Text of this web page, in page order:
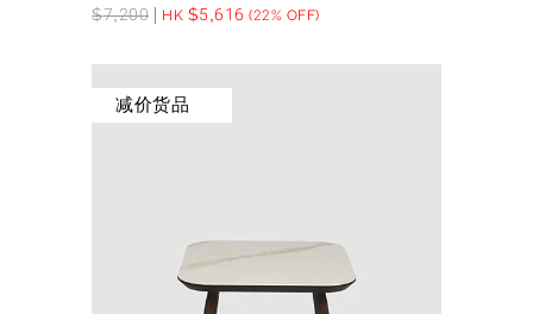
$7,200 HK $5,616 (22% OFF)
减价货品